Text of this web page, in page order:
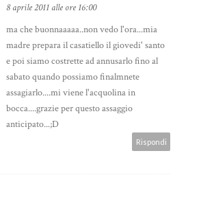
8 aprile 2011 alle ore 16:00
ma che buonnaaaaa..non vedo l'ora...mia
madre prepara il casatiello il giovedi' santo
e poi siamo costrette ad annusarlo fino al
sabato quando possiamo finalmnete
assagiarlo....mi viene l'acquolina in
bocca....grazie per questo assaggio
anticipato...;D
Rispondi